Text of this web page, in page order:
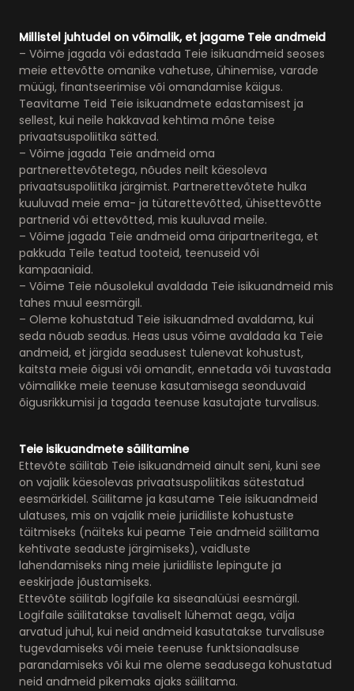
Millistel juhtudel on võimalik, et jagame Teie andmeid
– Võime jagada või edastada Teie isikuandmeid seoses
meie ettevõtte omanike vahetuse, ühinemise, varade
müügi, finantseerimise või omandamise käigus.
Teavitame Teid Teie isikuandmete edastamisest ja
sellest, kui neile hakkavad kehtima mõne teise
privaatsuspoliitika sätted.
– Võime jagada Teie andmeid oma
partnerettevõtetega, nõudes neilt käesoleva
privaatsuspoliitika järgimist. Partnerettevõtete hulka
kuuluvad meie ema- ja tütarettevõtted, ühisettevõtte
partnerid või ettevõtted, mis kuuluvad meile.
– Võime jagada Teie andmeid oma äripartneritega, et
pakkuda Teile teatud tooteid, teenuseid või
kampaaniaid.
– Võime Teie nõusolekul avaldada Teie isikuandmeid mis
tahes muul eesmärgil.
– Oleme kohustatud Teie isikuandmed avaldama, kui
seda nõuab seadus. Heas usus võime avaldada ka Teie
andmeid, et järgida seadusest tulenevat kohustust,
kaitsta meie õigusi või omandit, ennetada või tuvastada
võimalikke meie teenuse kasutamisega seonduvaid
õigusrikkumisi ja tagada teenuse kasutajate turvalisus.
Teie isikuandmete säilitamine
Ettevõte säilitab Teie isikuandmeid ainult seni, kuni see
on vajalik käesolevas privaatsuspoliitikas sätestatud
eesmärkidel. Säilitame ja kasutame Teie isikuandmeid
ulatuses, mis on vajalik meie juriidiliste kohustuste
täitmiseks (näiteks kui peame Teie andmeid säilitama
kehtivate seaduste järgimiseks), vaidluste
lahendamiseks ning meie juriidiliste lepingute ja
eeskirjade jõustamiseks.
Ettevõte säilitab logifaile ka siseanalüüsi eesmärgil.
Logifaile säilitatakse tavaliselt lühemat aega, välja
arvatud juhul, kui neid andmeid kasutatakse turvalisuse
tugevdamiseks või meie teenuse funktsionaalsuse
parandamiseks või kui me oleme seadusega kohustatud
neid andmeid pikemaks ajaks säilitama.